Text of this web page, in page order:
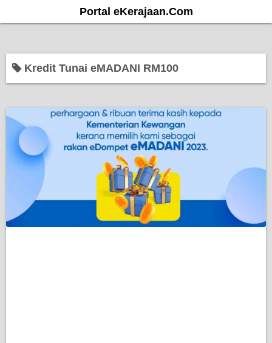
k
Portal eKerajaan.Com
Kredit Tunai eMADANI RM100